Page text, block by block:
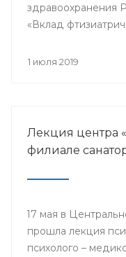
здравоохранения
«Вклад
года в городе
1 июля 2019
Лекция центра
филиале
17 мая в
прошла лекция
психолого –